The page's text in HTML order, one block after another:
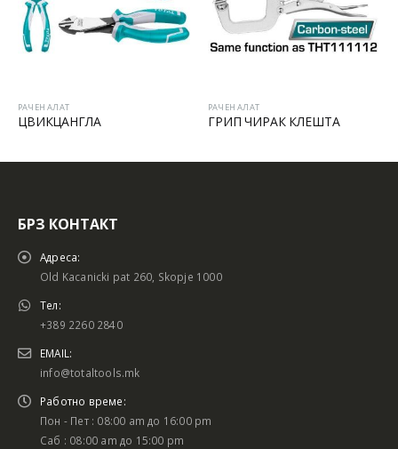
РАЧЕН АЛАТ
ЦВИКЦАНГЛА
РАЧЕН АЛАТ
ГРИП ЧИРАК КЛЕШТА
БРЗ КОНТАКТ
Адреса:
Old Kacanicki pat 260, Skopje 1000
Тел:
+389 2260 2840
EMAIL:
info@totaltools.mk
Работно време:
Пон - Пет : 08:00 am до 16:00 pm
Саб : 08:00 am до 15:00 pm